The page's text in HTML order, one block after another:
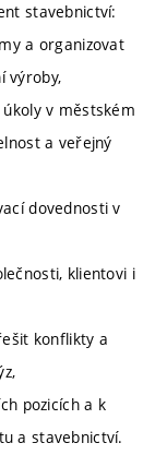
stavebnictví:
a organizovat
výroby,
v městském
a veřejný
dovednosti v
klientovi i
konflikty a
pozicích a k
a stavebnictví.